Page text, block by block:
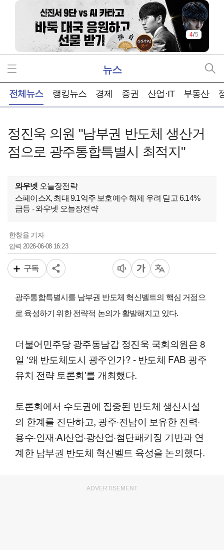
5/5
뉴스
전체뉴스 랭킹뉴스 경제 증권 산업·IT 부동산
정진욱 의원 "남부권 반도체 생산거
점으로 광주통합특별시 최적지"
와우넷 오늘장전략
스페이스X, 최대 9.1억주 보호예수 해제 우려 딛고 6.14%
급등 - 와우넷 오늘장전략
한창율 기자
입력2026-06-08 16:23
구독
광주통합특별시를 남부권 반도체 혁신벨트의 핵심 거점으
로 육성하기 위한 전략적 논의가 활발해지고 있다.
더불어민주당 광주동남갑 정진욱 국회의원은 8
일 '왜 반도체도시 광주인가? - 반도체 FAB 광주
유치 전략 토론회'를 개최했다.
토론회에서 수도권에 집중된 반도체 생산시설
의 한계를 진단하고, 광주·전남이 보유한 전력·
용수·인재·AI산업·광산업·첨단패키징 기반과 연
계한 남부권 반도체 혁신벨트 육성을 논의했다.
ADVERTISEMENT